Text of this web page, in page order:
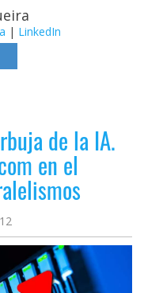
| LinkedIn
de la IA.
en el